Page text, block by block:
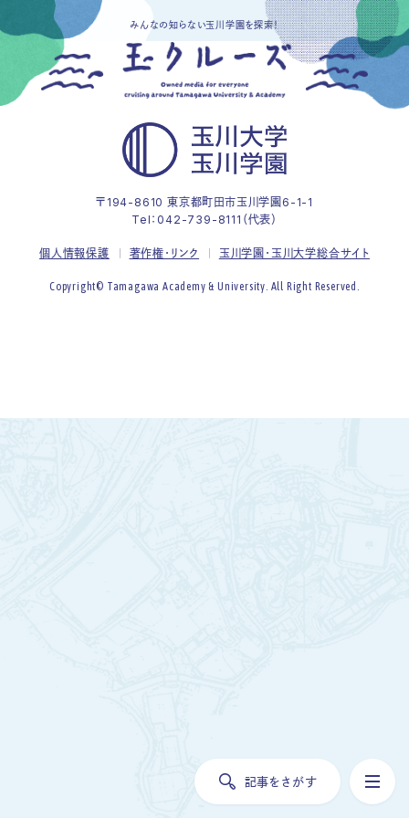
みんなの知らない玉川学園を探索！
記事をさがす
〒194-8610 東京都町田市玉川学園6-1-1
Tel： 042-739-8111（代表）
個人情報保護 著作権・リンク 玉川学園・玉川大学総合サイト
Copyright© Tamagawa Academy & University. All Right Reserved.